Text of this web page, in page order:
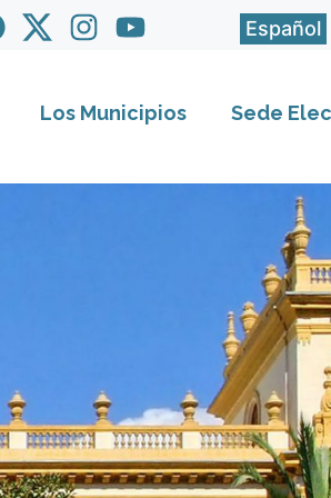
Español
Los Municipios Sede